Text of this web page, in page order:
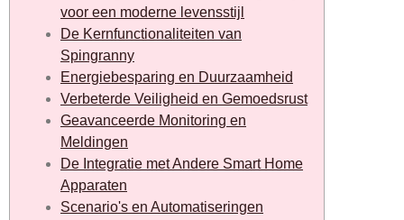
voor een moderne levensstijl
De Kernfunctionaliteiten van
Spingranny
Energiebesparing en Duurzaamheid
Verbeterde Veiligheid en Gemoedsrust
Geavanceerde Monitoring en
Meldingen
De Integratie met Andere Smart Home
Apparaten
Scenario's en Automatiseringen